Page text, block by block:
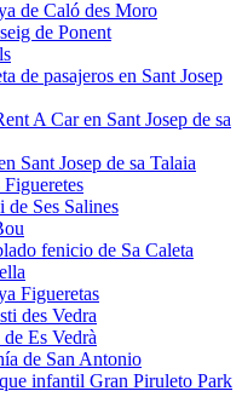
de Caló des Moro
de Ponent
de pasajeros en Sant Josep
A Car en Sant Josep de sa
Sant Josep de sa Talaia
de Ses Salines
fenicio de Sa Caleta
Figueretas
des Vedra
Es Vedrà
de San Antonio
infantil Gran Piruleto Park